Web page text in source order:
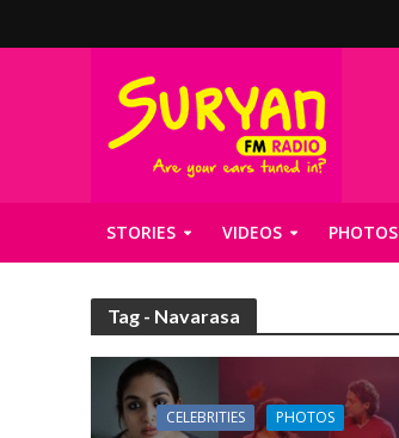
STORIES VIDEOS PHOTOS
Tag - Navarasa
CELEBRITIES PHOTOS